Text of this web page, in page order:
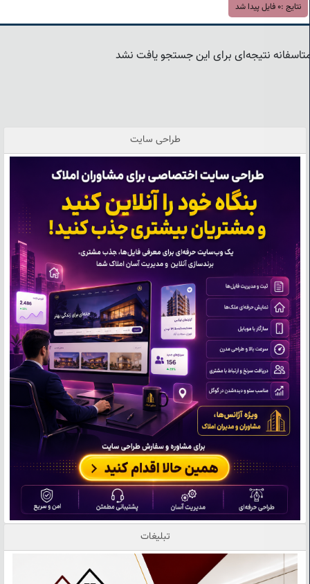
نتایج :0 فایل پیدا شد
نتیجه‌ای برای این جستجو یافت نشد
طراحی سایت
تبلیغات